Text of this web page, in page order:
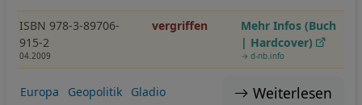
ISBN 978-3-89706-
915-2
04.2009
vergriffen
Mehr Infos (Buch
| Hardcover)
→ d-nb.info
Weiterlesen
Europa Geopolitik
Gladio